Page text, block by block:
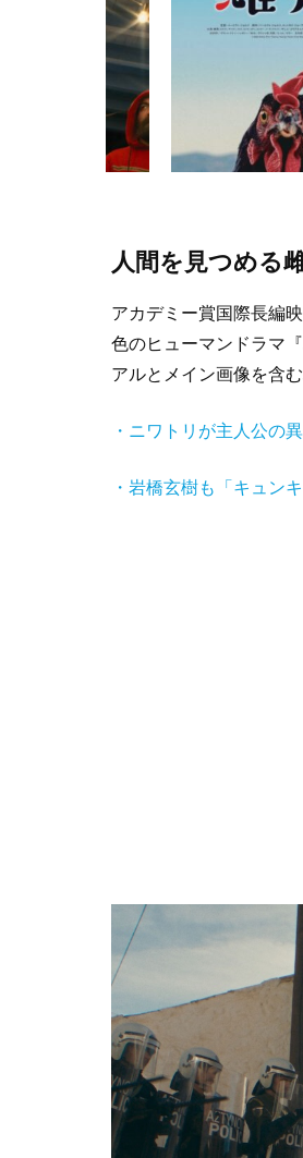
人間を見つめる
アカデミー賞国際長編
色のヒューマンドラマ
アルとメイン画像を含
・ニワトリが主人公の
・岩橋玄樹も「キュン